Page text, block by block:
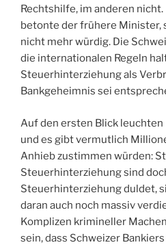
Rechtshilfe, im anderen
betonte der frühere Minister,
nicht mehr würdig. Die
die internationalen Regeln
Steuerhinterziehung als
Bankgeheimnis sei
Auf den ersten Blick
und es gibt vermutlich
Anhieb zustimmen würden:
Steuerhinterziehung sind
Steuerhinterziehung duldet,
daran auch noch massiv
Komplizen krimineller
sein, dass Schweizer